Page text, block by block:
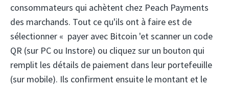
consommateurs qui achètent chez Peach Payments
des marchands. Tout ce qu'ils ont à faire est de
sélectionner « payer avec Bitcoin 'et scanner un code
QR (sur PC ou Instore) ou cliquez sur un bouton qui
remplit les détails de paiement dans leur portefeuille
(sur mobile). Ils confirment ensuite le montant et le